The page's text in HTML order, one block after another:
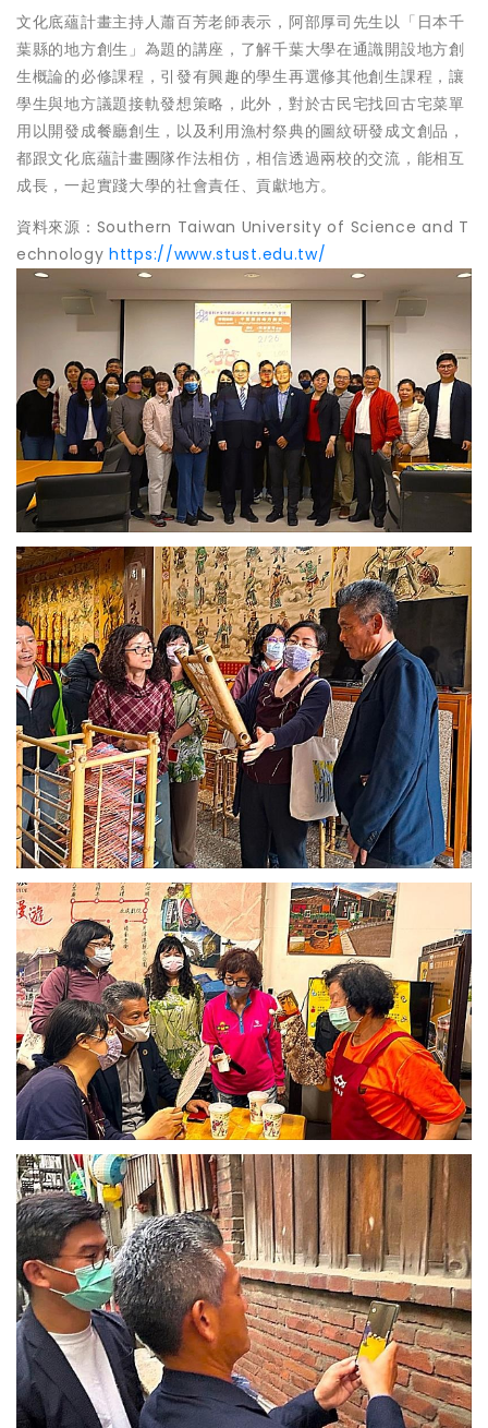
文化底蘊計畫主持人蕭百芳老師表示，阿部厚司先生以「日本千
葉縣的地方創生」為題的講座，了解千葉大學在通識開設地方創
生概論的必修課程，引發有興趣的學生再選修其他創生課程，讓
學生與地方議題接軌發想策略，此外，對於古民宅找回古宅菜單
用以開發成餐廳創生，以及利用漁村祭典的圖紋研發成文創品，
都跟文化底蘊計畫團隊作法相仿，相信透過兩校的交流，能相互
成長，一起實踐大學的社會責任、貢獻地方。
資料來源：Southern Taiwan University of Science and T
echnology https://www.stust.edu.tw/